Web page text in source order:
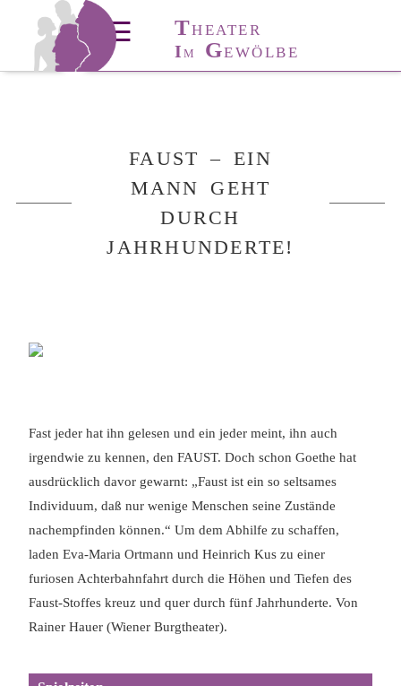
THÜRINGER
T ANZ- A KADEMIE
☰ THEATER
IM GEWÖLBE
FAUST – EIN
MANN GEHT
DURCH
JAHRHUNDERTE!
Fast jeder hat ihn gelesen und ein jeder meint, ihn auch
irgendwie zu kennen, den FAUST. Doch schon Goethe hat
ausdrücklich davor gewarnt: „Faust ist ein so seltsames
Individuum, daß nur wenige Menschen seine Zustände
nachempfinden können.“ Um dem Abhilfe zu schaffen,
laden Eva-Maria Ortmann und Heinrich Kus zu einer
furiosen Achterbahnfahrt durch die Höhen und Tiefen des
Faust-Stoffes kreuz und quer durch fünf Jahrhunderte. Von
Rainer Hauer (Wiener Burgtheater).